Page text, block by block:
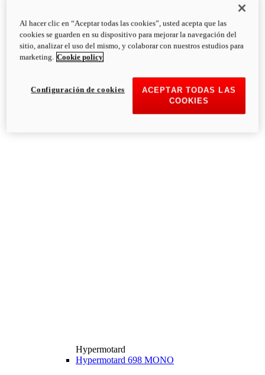
Hypermotard
Hypermotard 698 MONO
Al hacer clic en “Aceptar todas las cookies”, usted acepta que las
cookies se guarden en su dispositivo para mejorar la navegación del
sitio, analizar el uso del mismo, y colaborar con nuestros estudios para
marketing. Cookie policy
ACEPTAR TODAS LAS
COOKIES
Configuración de cookies